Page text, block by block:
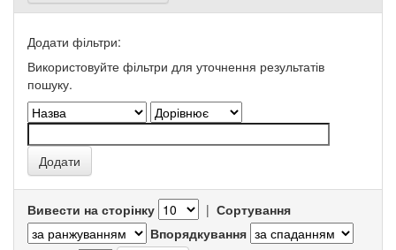
Додати фільтри:
Використовуйте фільтри для уточнення результатів
пошуку.
Вивести на сторінку | Сортування
Впорядкування